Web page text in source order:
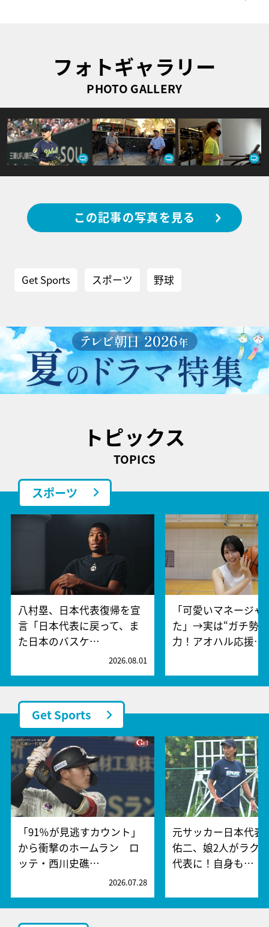
フォトギャラリー
PHOTO GALLERY
この記事の写真を見る
Get Sports スポーツ 野球
トピックス
TOPICS
スポーツ
八村塁、日本代表復帰を宣
言「日本代表に戻って、ま
た日本のバスケ…
2026.08.01
「可愛いマネージャ
た」→実は“ガチ勢”
力！アオハル応援…
Get Sports
「91％が見逃すカウント」
から衝撃のホームラン ロ
ッテ・西川史礁…
2026.07.28
元サッカー日本代表
佑二、娘2人がラク
代表に！自身も…